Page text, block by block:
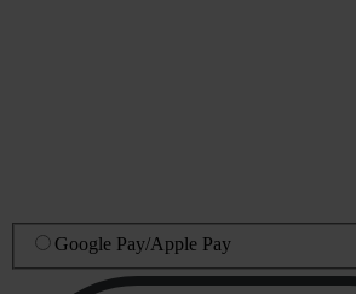
Google Pay/Apple Pay